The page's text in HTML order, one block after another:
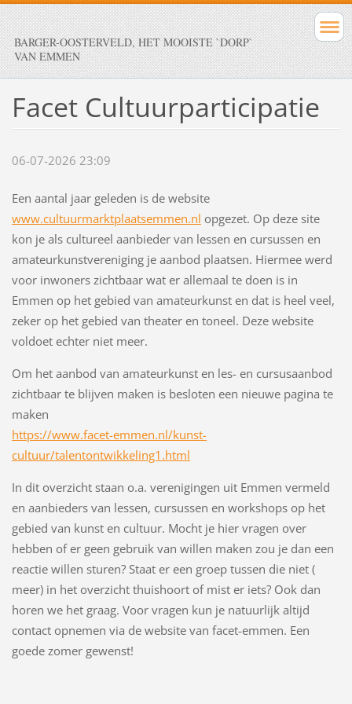
BARGER-OOSTERVELD, HET MOOISTE `DORP`
VAN EMMEN
Facet Cultuurparticipatie
06-07-2026 23:09
Een aantal jaar geleden is de website
www.cultuurmarktplaatsemmen.nl opgezet. Op deze site
kon je als cultureel aanbieder van lessen en cursussen en
amateurkunstvereniging je aanbod plaatsen. Hiermee werd
voor inwoners zichtbaar wat er allemaal te doen is in
Emmen op het gebied van amateurkunst en dat is heel veel,
zeker op het gebied van theater en toneel. Deze website
voldoet echter niet meer.
Om het aanbod van amateurkunst en les- en cursusaanbod
zichtbaar te blijven maken is besloten een nieuwe pagina te
maken
https://www.facet-emmen.nl/kunst-
cultuur/talentontwikkeling1.html
In dit overzicht staan o.a. verenigingen uit Emmen vermeld
en aanbieders van lessen, cursussen en workshops op het
gebied van kunst en cultuur. Mocht je hier vragen over
hebben of er geen gebruik van willen maken zou je dan een
reactie willen sturen? Staat er een groep tussen die niet (
meer) in het overzicht thuishoort of mist er iets? Ook dan
horen we het graag. Voor vragen kun je natuurlijk altijd
contact opnemen via de website van facet-emmen. Een
goede zomer gewenst!